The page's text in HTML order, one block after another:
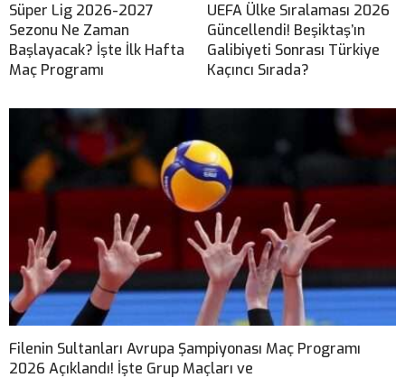
Süper Lig 2026-2027
Sezonu Ne Zaman
Başlayacak? İşte İlk Hafta
Maç Programı
UEFA Ülke Sıralaması 2026
Güncellendi! Beşiktaş’ın
Galibiyeti Sonrası Türkiye
Kaçıncı Sırada?
Filenin Sultanları Avrupa Şampiyonası Maç Programı
2026 Açıklandı! İşte Grup Maçları ve